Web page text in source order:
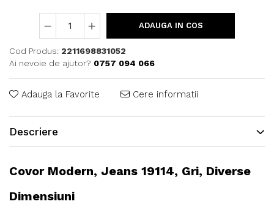
ADAUGA IN COS
Cod Produs: 2211698831052
Ai nevoie de ajutor? 0757 094 066
Adauga la Favorite Cere informatii
Descriere
Covor Modern, Jeans 19114, Gri, Diverse
Dimensiuni